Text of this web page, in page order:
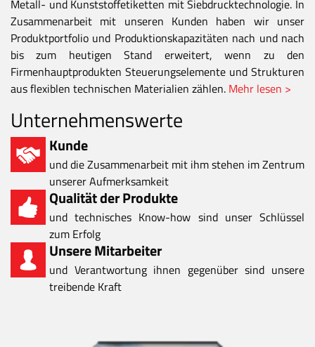
Metall- und Kunststoffetiketten mit Siebdrucktechnologie. In
Zusammenarbeit mit unseren Kunden haben wir unser
Produktportfolio und Produktionskapazitäten nach und nach
bis zum heutigen Stand erweitert, wenn zu den
Firmenhauptprodukten Steuerungselemente und Strukturen
aus flexiblen technischen Materialien zählen. Mehr lesen >
Unternehmenswerte
Kunde
und die Zusammenarbeit mit ihm stehen im Zentrum
unserer Aufmerksamkeit
Qualität der Produkte
und technisches Know-how sind unser Schlüssel
zum Erfolg
Unsere Mitarbeiter
und Verantwortung ihnen gegenüber sind unsere
treibende Kraft